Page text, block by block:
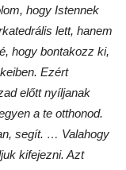
hogy Istennek
lett, hanem
hogy bontakozz ki,
Ezért
előtt nyíljanak
a te otthonod.
segít. … Valahogy
kifejezni. Azt